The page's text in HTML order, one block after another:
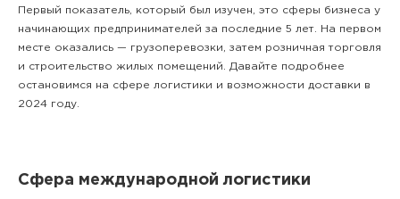
Первый показатель, который был изучен, это сферы бизнеса у
начинающих предпринимателей за последние 5 лет. На первом
месте оказались — грузоперевозки, затем розничная торговля
и строительство жилых помещений. Давайте подробнее
остановимся на сфере логистики и возможности доставки в
2024 году.
Сфера международной логистики